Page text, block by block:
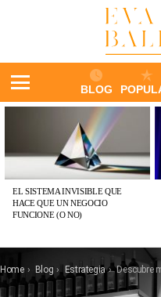
BLOG
PUBLICACIONES
EL SISTEMA INVISIBLE QUE
HACE QUE UN NEGOCIO
FUNCIONE (O NO)
You are here:
Home Blog Estrategia Descubre mi fórmula R+R=E y por